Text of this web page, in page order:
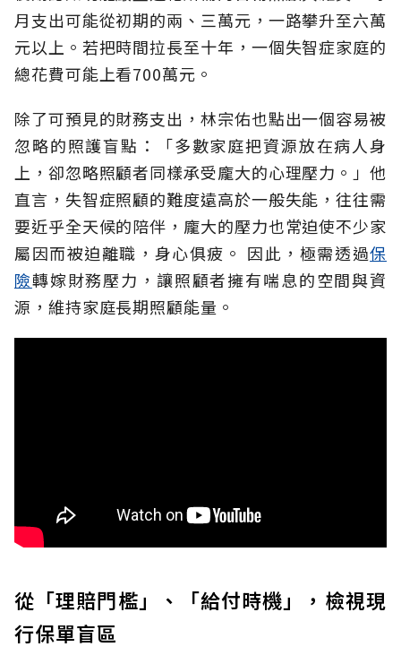
月支出可能從初期的兩、三萬元，一路攀升至六萬
元以上。若把時間拉長至十年，一個失智症家庭的
總花費可能上看700萬元。
除了可預見的財務支出，林宗佑也點出一個容易被
忽略的照護盲點：「多數家庭把資源放在病人身
上，卻忽略照顧者同樣承受龐大的心理壓力。」他
直言，失智症照顧的難度遠高於一般失能，往往需
要近乎全天候的陪伴，龐大的壓力也常迫使不少家
屬因而被迫離職，身心俱疲。 因此，極需透過保
險轉嫁財務壓力，讓照顧者擁有喘息的空間與資
源，維持家庭長期照顧能量。
從「理賠門檻」、「給付時機」，檢視現
行保單盲區